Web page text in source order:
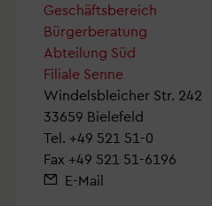
Geschäftsbereich
Bürgerberatung
Abteilung Süd
Filiale Senne
Windelsbleicher Str. 242
33659 Bielefeld
Tel. +49 521 51-0
Fax +49 521 51-6196
E-Mail